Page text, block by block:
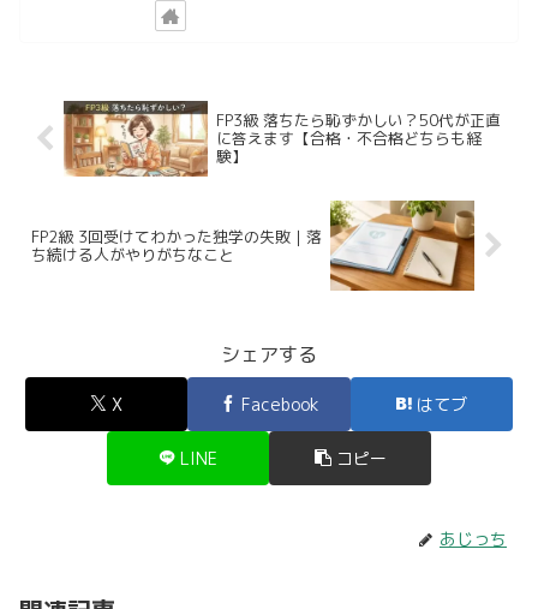
FP3級 落ちたら恥ずかしい？50代が正直
に答えます【合格・不合格どちらも経
験】
FP2級 3回受けてわかった独学の失敗｜落
ち続ける人がやりがちなこと
シェアする
X Facebook はてブ
LINE コピー
あじっち